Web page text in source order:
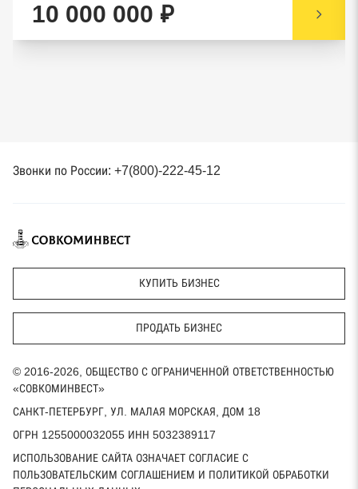
10 000 000 ₽
Звонки по России: +7(800)-222-45-12
КУПИТЬ БИЗНЕС
ПРОДАТЬ БИЗНЕС
© 2016-2026, ОБЩЕСТВО С ОГРАНИЧЕННОЙ ОТВЕТСТВЕННОСТЬЮ
«СОВКОМИНВЕСТ»
САНКТ-ПЕТЕРБУРГ, УЛ. МАЛАЯ МОРСКАЯ, ДОМ 18
ОГРН 1255000032055 ИНН 5032389117
ИСПОЛЬЗОВАНИЕ САЙТА ОЗНАЧАЕТ СОГЛАСИЕ С
ПОЛЬЗОВАТЕЛЬСКИМ СОГЛАШЕНИЕМ И ПОЛИТИКОЙ ОБРАБОТКИ